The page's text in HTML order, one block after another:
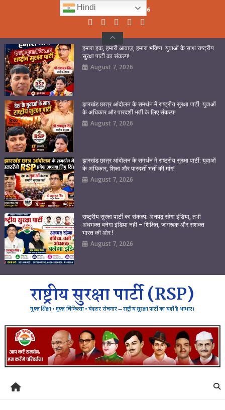
Friday, August 07, 2026
हमारा हक, हमारी आवाज़, हमारा भविष्य: युवाओं के साथ राष्ट्रीय
सुरक्षा पार्टी का संकल्प!
August 7, 2026
झारखंड छात्र आंदोलन के समर्थन में राष्ट्रीय सुरक्षा पार्टी: युवाओं
के अधिकार और पारदर्शी भर्ती के लिए संकल्प!
August 7, 2026
झारखंड छात्र आंदोलन के समर्थन में राष्ट्रीय सुरक्षा पार्टी: युवाओं
के अधिकार, शिक्षा और पारदर्शी भर्ती की मांग!
August 7, 2026
राष्ट्रीय सुरक्षा पार्टी का संकल्प: अनपढ़ रहेगा इंडिया, तभी
अंधभक्त बनेगा इंडिया नहीं – शिक्षित, जागरूक और सशक्त
भारत की ओर !
August 7, 2026
राष्ट्रीय सुरक्षा पार्टी (RSP)
मुफ्त शिक्षा • मुफ्त चिकित्सा • बेहतर रोजगार — राष्ट्रीय सुरक्षा पार्टी का यही है आधार।
Hindi